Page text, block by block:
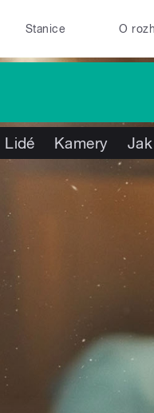
Stanice O
Lidé Kamery